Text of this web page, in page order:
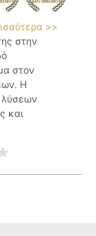
>>
στην
στον
Η
λύσεων
και